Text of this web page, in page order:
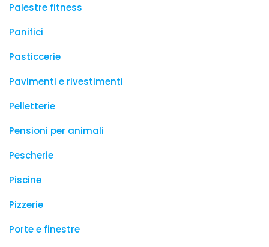
Palestre fitness
Panifici
Pasticcerie
Pavimenti e rivestimenti
Pelletterie
Pensioni per animali
Pescherie
Piscine
Pizzerie
Porte e finestre